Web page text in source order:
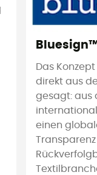
Das
direkt aus
gesagt: aus
einen